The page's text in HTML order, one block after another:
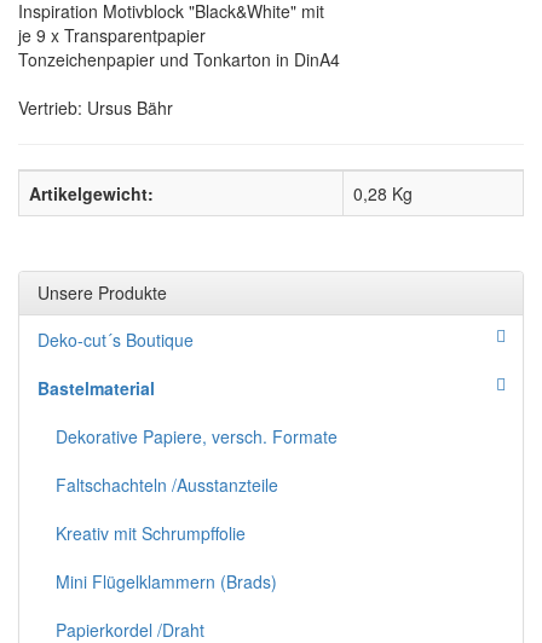
Inspiration Motivblock "Black&White" mit
je 9 x Transparentpapier
Tonzeichenpapier und Tonkarton in DinA4
Vertrieb: Ursus Bähr
Artikelgewicht: 0,28 Kg
Unsere Produkte
Deko-cut´s Boutique
Bastelmaterial
Dekorative Papiere, versch. Formate
Faltschachteln /Ausstanzteile
Kreativ mit Schrumpffolie
Mini Flügelklammern (Brads)
Papierkordel /Draht